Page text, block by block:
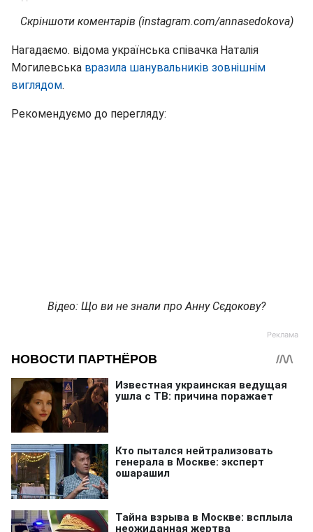
Скріншоти коментарів (instagram.com/annasedokova)
Нагадаємо. відома українська співачка Наталія
Могилевська вразила шанувальників зовнішнім
виглядом.
Рекомендуємо до перегляду:
Відео: Що ви не знали про Анну Сєдокову?